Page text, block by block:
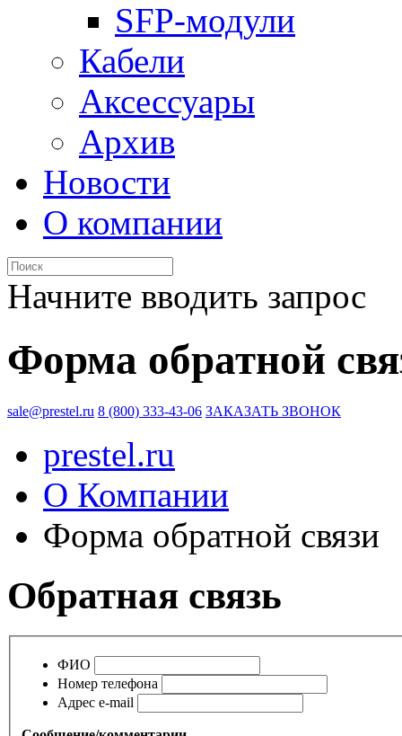
SFP-модули
Кабели
Аксессуары
Архив
Новости
О компании
Начните вводить запрос
Форма обратной
sale@prestel.ru 8 (800) 333-43-06 ЗАКАЗАТЬ ЗВОНОК
prestel.ru
О Компании
Форма обратной связи
Обратная связь
ФИО
Номер телефона
Адрес e-mail